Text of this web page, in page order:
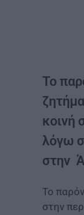
Το
κοινή
λόγω
στην
Το
στην